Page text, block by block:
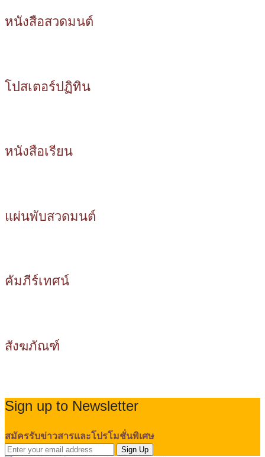
หนังสือสวดมนต์
โปสเตอร์ปฏิทิน
หนังสือเรียน
แผ่นพับสวดมนต์
คัมภีร์เทศน์
สังฆภัณฑ์
Sign up to Newsletter
สมัครรับข่าวสารและโปรโมชั่นพิเศษ
Sign Up